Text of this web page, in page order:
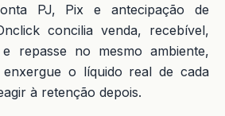
PJ, Pix e antecipação de
concilia venda, recebível,
repasse no mesmo ambiente,
o líquido real de cada
à retenção depois.